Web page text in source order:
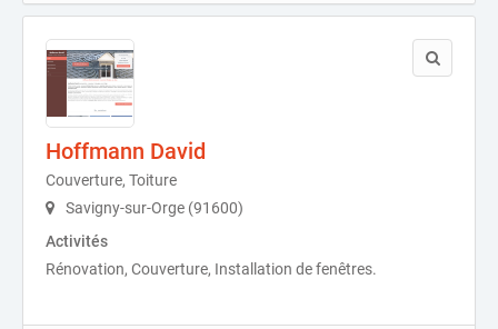
Hoffmann David
Couverture, Toiture
Savigny-sur-Orge (91600)
Activités
Rénovation, Couverture, Installation de fenêtres.